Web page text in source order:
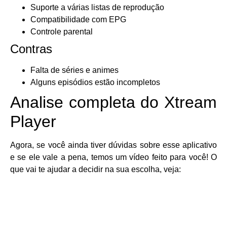
Suporte a várias listas de reprodução
Compatibilidade com EPG
Controle parental
Contras
Falta de séries e animes
Alguns episódios estão incompletos
Analise completa do Xtream
Player
Agora, se você ainda tiver dúvidas sobre esse aplicativo
e se ele vale a pena, temos um vídeo feito para você! O
que vai te ajudar a decidir na sua escolha, veja: